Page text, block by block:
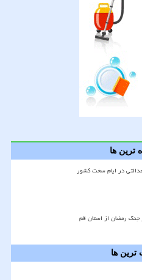
ترین ها
در ایام سخت کشور
جنگ رمضان از استان قم
ترین ها